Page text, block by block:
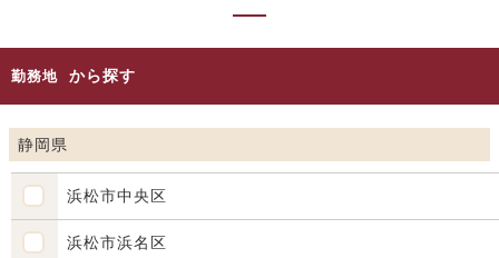
勤務地 から探す
静岡県
浜松市中央区
浜松市浜名区